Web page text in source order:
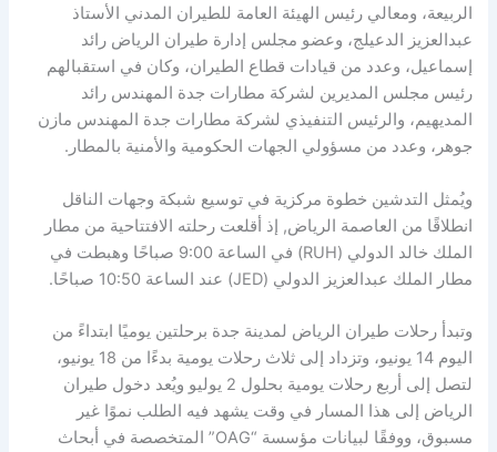
الربيعة، ومعالي رئيس الهيئة العامة للطيران المدني الأستاذ
عبدالعزيز الدعيلج، وعضو مجلس إدارة طيران الرياض رائد
إسماعيل، وعدد من قيادات قطاع الطيران، وكان في استقبالهم
رئيس مجلس المديرين لشركة مطارات جدة المهندس رائد
المديهيم، والرئيس التنفيذي لشركة مطارات جدة المهندس مازن
جوهر، وعدد من مسؤولي الجهات الحكومية والأمنية بالمطار.
ويُمثل التدشين خطوة مركزية في توسيع شبكة وجهات الناقل
انطلاقًا من العاصمة الرياض, إذ أقلعت رحلته الافتتاحية من مطار
الملك خالد الدولي (RUH) في الساعة 9:00 صباحًا وهبطت في
مطار الملك عبدالعزيز الدولي (JED) عند الساعة 10:50 صباحًا.
وتبدأ رحلات طيران الرياض لمدينة جدة برحلتين يوميًا ابتداءً من
اليوم 14 يونيو، وتزداد إلى ثلاث رحلات يومية بدءًا من 18 يونيو،
لتصل إلى أربع رحلات يومية بحلول 2 يوليو ويُعد دخول طيران
الرياض إلى هذا المسار في وقت يشهد فيه الطلب نموًا غير
مسبوق، ووفقًا لبيانات مؤسسة “OAG” المتخصصة في أبحاث